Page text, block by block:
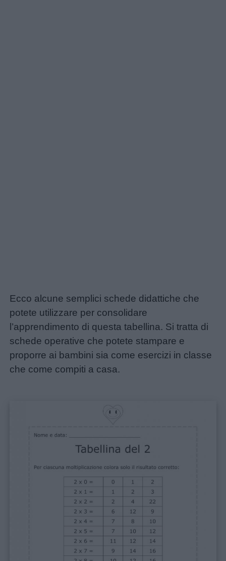
Ecco alcune semplici schede didattiche che
potete utilizzare per consolidare
l’apprendimento di questa tabellina. Si tratta di
schede operative che potete stampare e
proporre ai bambini sia come esercizi in classe
che come compiti a casa.